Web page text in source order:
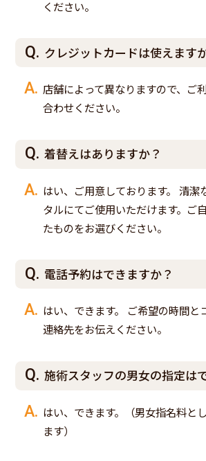
ください。
クレジットカードは使えます
店舗によって異なりますので、ご
合わせください。
着替えはありますか？
はい、ご用意しております。 清潔
タルにてご使用いただけます。ご
たものをお選びください。
電話予約はできますか？
はい、できます。 ご希望の時間と
連絡先をお伝えください。
施術スタッフの男女の指定は
はい、できます。（男女指名料と
ます）